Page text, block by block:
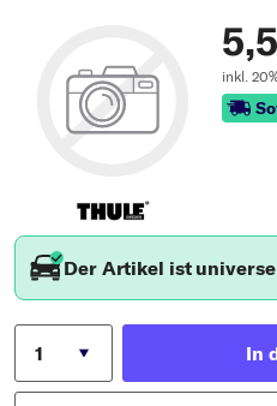
inkl.
Der Artikel ist
In